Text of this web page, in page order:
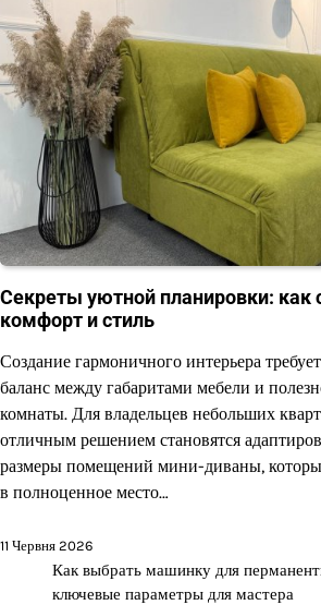
Секреты уютной планировки: как
комфорт и стиль
Создание гармоничного интерьера
баланс между габаритами мебели и
комнаты. Для владельцев небольших
отличным решением становятся
размеры помещений мини-диваны,
в полноценное место…
11 Червня 2026
Как выбрать машинку для
ключевые параметры для мастера